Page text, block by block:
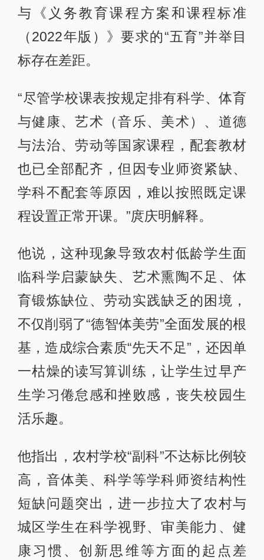
与《义务教育课程方案和课程标准
（2022年版）》要求的“五育”并举目
标存在差距。
“尽管学校课表按规定排有科学、体育
与健康、艺术（音乐、美术）、道德
与法治、劳动等国家课程，配套教材
也已全部配齐，但因专业师资紧缺、
学科不配套等原因，难以按照既定课
程设置正常开课。”庹庆明解释。
他说，这种现象导致农村低龄学生面
临科学启蒙缺失、艺术熏陶不足、体
育锻炼缺位、劳动实践缺乏的困境，
不仅削弱了“德智体美劳”全面发展的根
基，造成综合素质“先天不足”，还因单
一枯燥的读写算训练，让学生过早产
生学习倦怠感和挫败感，丧失校园生
活乐趣。
他指出，农村学校“副科”不达标比例较
高，音体美、科学等学科师资结构性
短缺问题突出，进一步拉大了农村与
城区学生在科学视野、审美能力、健
康习惯、创新思维等方面的起点差